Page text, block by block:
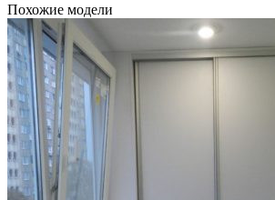
Похожие модели